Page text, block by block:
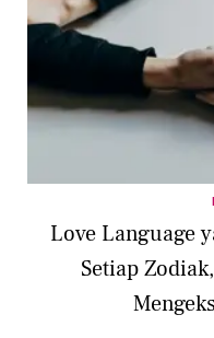
Love Language
Setiap